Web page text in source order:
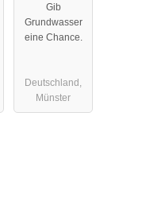
nde Gräben.
Gib
Grundwasser
eine Chance.
Deutschland,
Münster